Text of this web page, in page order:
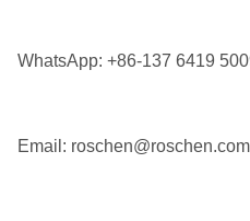
WhatsApp: +86-137 6419
Email: